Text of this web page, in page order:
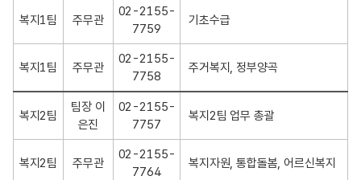
복지1팀 주무관
02-2155-
7759
기초수급
복지1팀 주무관
02-2155-
7758
주거복지, 정부양곡
복지2팀
팀장 이
은진
02-2155-
7757
복지2팀 업무 총괄
복지2팀 주무관
02-2155-
7764
복지자원, 통합돌봄, 어르신복지